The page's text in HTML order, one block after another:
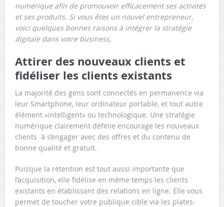
numérique afin de promouvoir efficacement ses activités
et ses produits. Si vous êtes un nouvel entrepreneur,
voici quelques bonnes raisons à intégrer la stratégie
digitale dans votre business.
Attirer des nouveaux clients et
fidéliser les clients existants
La majorité des gens sont connectés en permanence via
leur Smartphone, leur ordinateur portable, et tout autre
élément «intelligent» ou technologique. Une stratégie
numérique clairement définie encourage les nouveaux
clients à s’engager avec des offres et du contenu de
bonne qualité et gratuit.
Puisque la rétention est tout aussi importante que
l’acquisition, elle fidélise en même temps les clients
existants en établissant des relations en ligne. Elle vous
permet de toucher votre publique cible via les plates-